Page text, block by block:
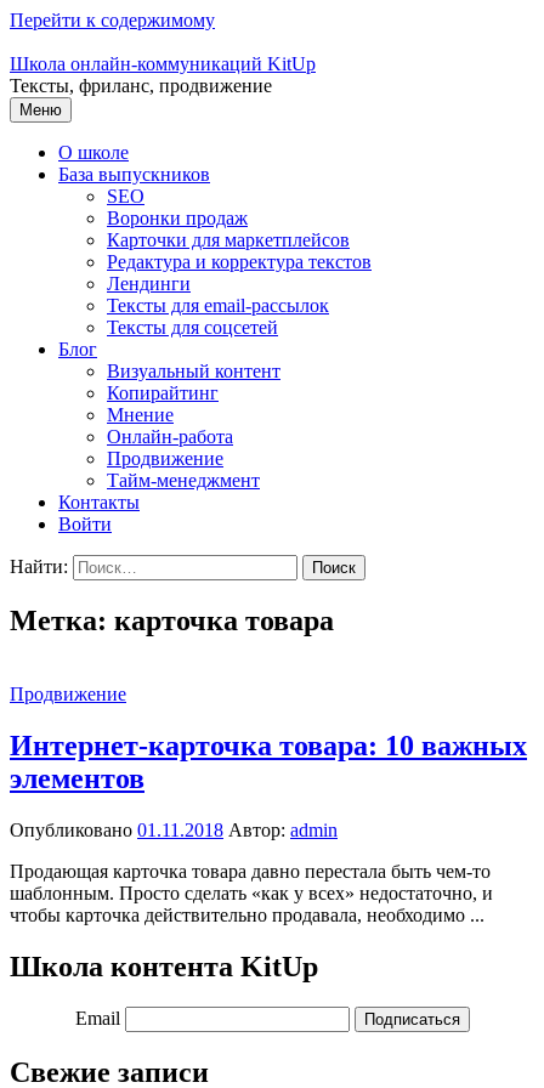
Перейти к содержимому
Школа онлайн-коммуникаций KitUp
Тексты, фриланс, продвижение
Меню
О школе
База выпускников
SEO
Воронки продаж
Карточки для маркетплейсов
Редактура и корректура текстов
Лендинги
Тексты для email-рассылок
Тексты для соцсетей
Блог
Визуальный контент
Копирайтинг
Мнение
Онлайн-работа
Продвижение
Тайм-менеджмент
Контакты
Войти
Найти:
Метка: карточка товара
Продвижение
Интернет-карточка товара: 10 важных
элементов
Опубликовано 01.11.2018 Автор: admin
Продающая карточка товара давно перестала быть чем-то
шаблонным. Просто сделать «как у всех» недостаточно, и
чтобы карточка действительно продавала, необходимо ...
Школа контента KitUp
Email Подписаться
Свежие записи